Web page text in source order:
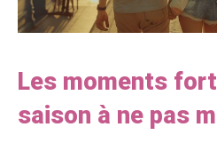
Les moments
saison à ne pas